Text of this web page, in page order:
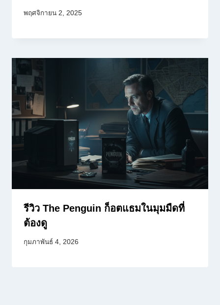
พฤศจิกายน 2, 2025
รีวิว The Penguin ก็อตแธมในมุมมืดที่
ต้องดู
กุมภาพันธ์ 4, 2026